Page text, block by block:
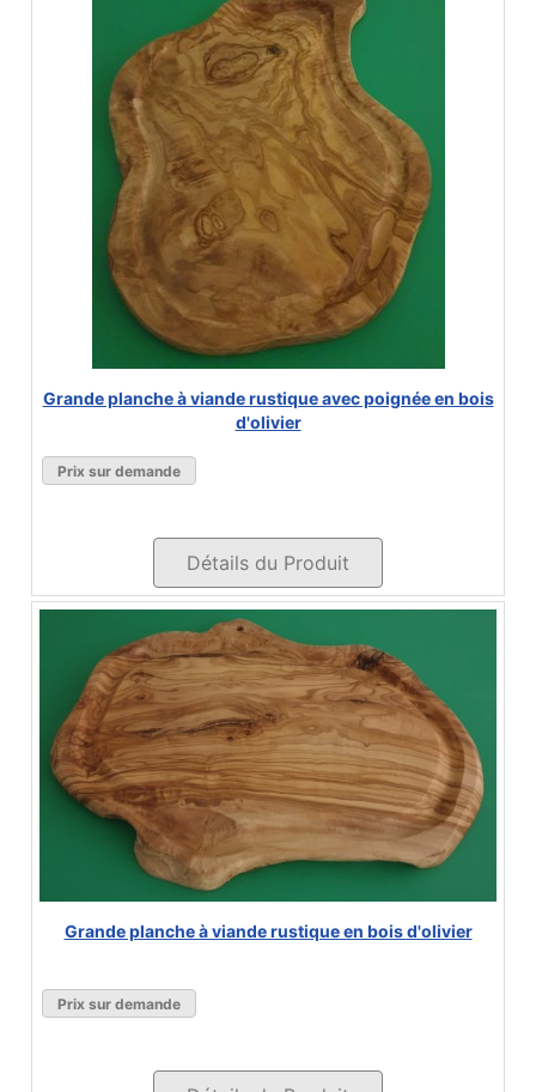
Grande planche à viande rustique avec poignée en bois
d'olivier
Prix sur demande
Détails du Produit
Grande planche à viande rustique en bois d'olivier
Prix sur demande